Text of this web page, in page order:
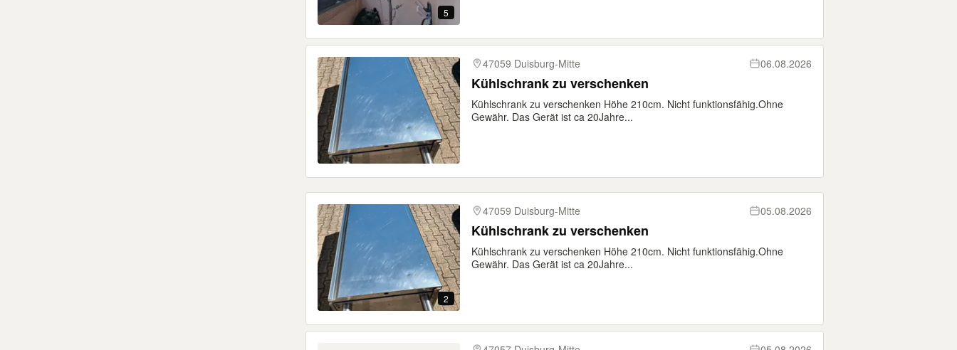
5
47059 Duisburg-Mitte 06.08.2026
Kühlschrank zu verschenken
Kühlschrank zu verschenken Höhe 210cm. Nicht funktionsfähig.Ohne
Gewähr. Das Gerät ist ca 20Jahre...
2
47059 Duisburg-Mitte 05.08.2026
Kühlschrank zu verschenken
Kühlschrank zu verschenken Höhe 210cm. Nicht funktionsfähig.Ohne
Gewähr. Das Gerät ist ca 20Jahre...